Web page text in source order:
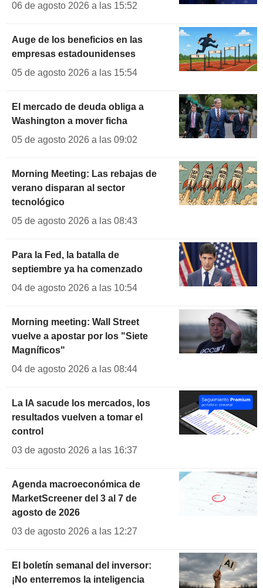
06 de agosto 2026 a las 15:52
Auge de los beneficios en las
empresas estadounidenses
05 de agosto 2026 a las 15:54
El mercado de deuda obliga a
Washington a mover ficha
05 de agosto 2026 a las 09:02
Morning Meeting: Las rebajas de
verano disparan al sector
tecnológico
05 de agosto 2026 a las 08:43
Para la Fed, la batalla de
septiembre ya ha comenzado
04 de agosto 2026 a las 10:54
Morning meeting: Wall Street
vuelve a apostar por los "Siete
Magníficos"
04 de agosto 2026 a las 08:44
La IA sacude los mercados, los
resultados vuelven a tomar el
control
03 de agosto 2026 a las 16:37
Agenda macroeconómica de
MarketScreener del 3 al 7 de
agosto de 2026
03 de agosto 2026 a las 12:27
El boletín semanal del inversor:
¡No enterremos la inteligencia